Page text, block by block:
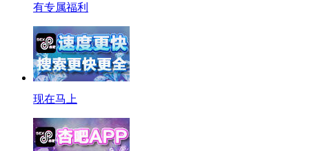
有专属福利
现在马上